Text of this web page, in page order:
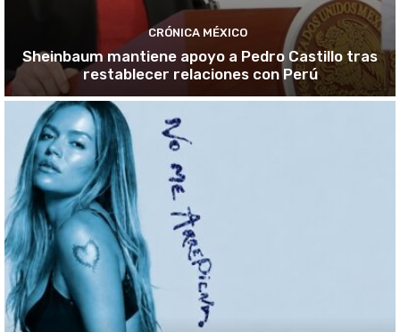
CRÓNICA MÉXICO
Sheinbaum mantiene apoyo a Pedro Castillo tras
restablecer relaciones con Perú